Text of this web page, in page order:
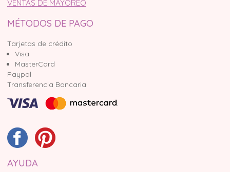
VENTAS DE MAYOREO
MÉTODOS DE PAGO
Tarjetas de crédito
Visa
MasterCard
Paypal
Transferencia Bancaria
AYUDA